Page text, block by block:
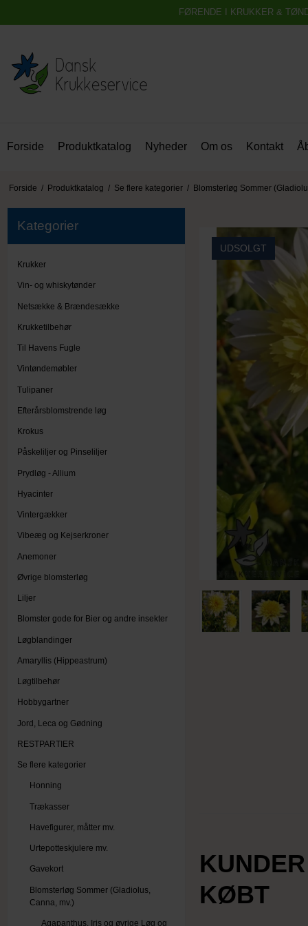
FØRENDE I KRUKKER &
Forside Produktkatalog Nyheder Om os Kontakt
Forside / Produktkatalog / Se flere kategorier / Blomsterløg Sommer
Kategorier
Krukker
Vin- og whiskytønder
Netsække & Brændesække
Krukketilbehør
Til Havens Fugle
Vintøndemøbler
Tulipaner
Efterårsblomstrende løg
Krokus
Påskeliljer og Pinseliljer
Prydløg - Allium
Hyacinter
Vintergækker
Vibeæg og Kejserkroner
Anemoner
Øvrige blomsterløg
Liljer
Blomster gode for Bier og andre insekter
Løgblandinger
Amaryllis (Hippeastrum)
Løgtilbehør
Hobbygartner
Jord, Leca og Gødning
RESTPARTIER
Se flere kategorier
Honning
Trækasser
Havefigurer, måtter mv.
Urtepotteskjulere mv.
Gavekort
Blomsterløg Sommer (Gladiolus,
Canna, mv.)
Agapanthus, Iris og øvrige Løg og
UDSOLGT
KØBT